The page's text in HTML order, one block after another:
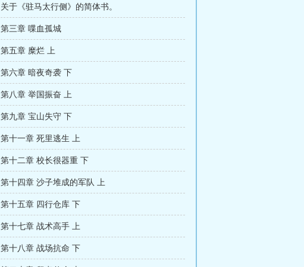
关于《驻马太行侧》的简体书。
第三章 喋血孤城
第五章 糜烂 上
第六章 暗夜奇袭 下
第八章 举国振奋 上
第九章 宝山失守 下
第十一章 死里逃生 上
第十二章 校长很器重 下
第十四章 沙子堆成的军队 上
第十五章 四行仓库 下
第十七章 战术高手 上
第十八章 战场抗命 下